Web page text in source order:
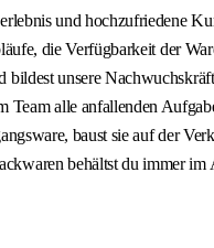
und hochzufriedene
die Verfügbarkeit der
unsere
Team alle anfallenden
baust sie auf der
behältst du immer im